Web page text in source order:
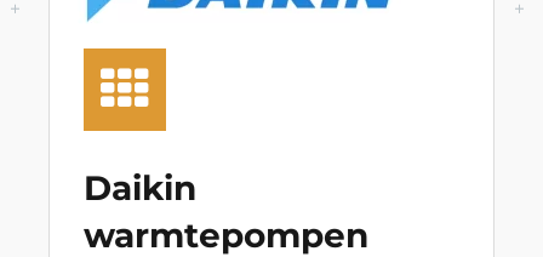
Daikin
warmtepompen